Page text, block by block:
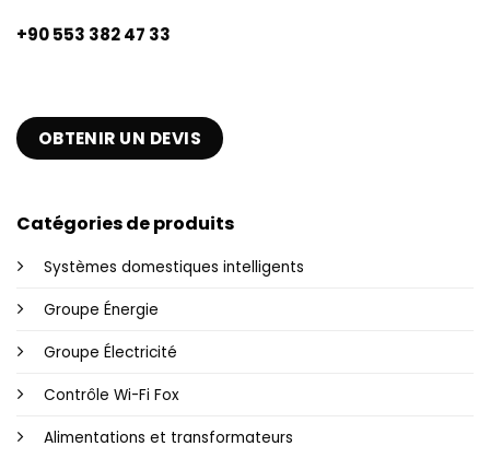
+90 553 382 47 33
OBTENIR UN DEVIS
Catégories de produits
Systèmes domestiques intelligents
Groupe Énergie
Groupe Électricité
Contrôle Wi-Fi Fox
Alimentations et transformateurs